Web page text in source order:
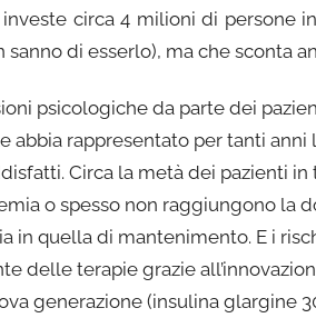
e
D
o
f
r
i
circa 4 milioni di persone
sanno di esserlo), ma che sconta
psicologiche da parte dei
abbia rappresentato per tanti
Circa la metà dei pazienti
o spesso non raggiungono la
in quella di mantenimento. E i
delle terapie grazie
generazione (insulina glargine